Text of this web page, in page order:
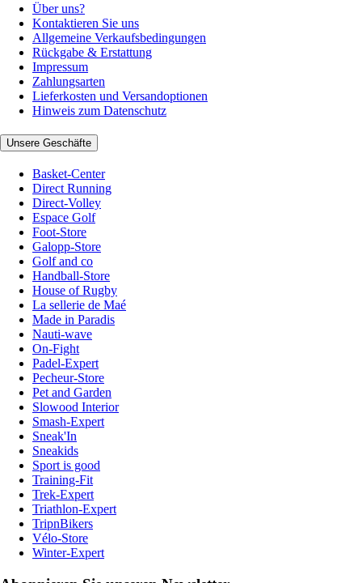
Über uns?
Kontaktieren Sie uns
Allgemeine Verkaufsbedingungen
Rückgabe & Erstattung
Impressum
Zahlungsarten
Lieferkosten und Versandoptionen
Hinweis zum Datenschutz
Unsere Geschäfte
Basket-Center
Direct Running
Direct-Volley
Espace Golf
Foot-Store
Galopp-Store
Golf and co
Handball-Store
House of Rugby
La sellerie de Maé
Made in Paradis
Nauti-wave
On-Fight
Padel-Expert
Pecheur-Store
Pet and Garden
Slowood Interior
Smash-Expert
Sneak'In
Sneakids
Sport is good
Training-Fit
Trek-Expert
Triathlon-Expert
TripnBikers
Vélo-Store
Winter-Expert